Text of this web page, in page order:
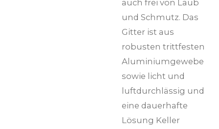
auch frei von Laub
und Schmutz. Das
Gitter ist aus
robusten trittfesten
Aluminiumgewebe
sowie licht und
luftdurchlässig und
eine dauerhafte
Lösung Keller